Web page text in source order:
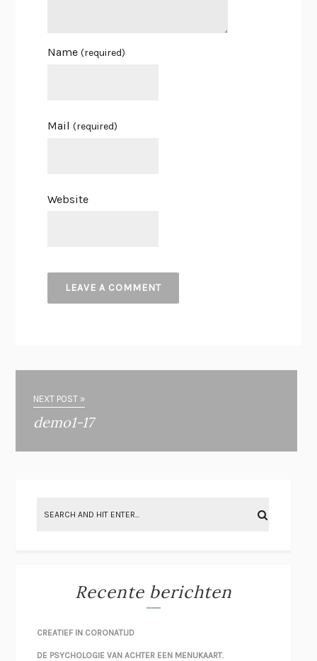
Name(required)
Mail(required)
Website
NEXT POST »
demo1-17
Recente berichten
CREATIEF IN CORONATIJD
DE PSYCHOLOGIE VAN ACHTER EEN MENUKAART.